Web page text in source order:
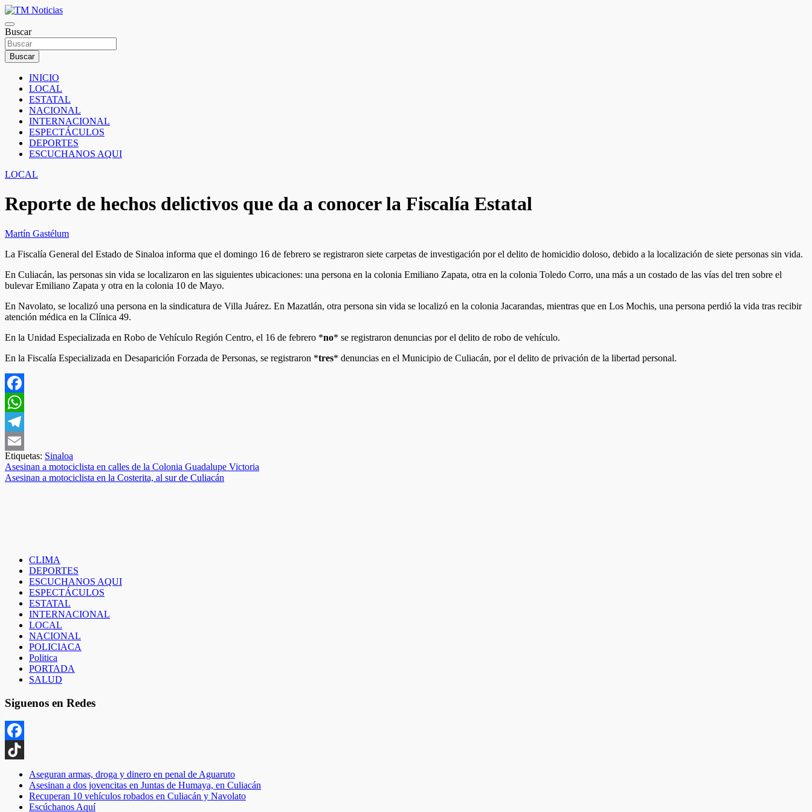
Saltar
al
contenido
TM Noticias
TM Noticias
Buscar
Buscar
INICIO
LOCAL
ESTATAL
NACIONAL
INTERNACIONAL
ESPECTÁCULOS
DEPORTES
ESCUCHANOS AQUI
LOCAL
Reporte de hechos delictivos que da a conocer la Fiscalía Estatal
Martín Gastélum
La Fiscalía General del Estado de Sinaloa informa que el domingo 16 de febrero se registraron siete carpetas de investigación por el delito de homicidio doloso, debido a la localización de siete personas sin vida.
En Culiacán, las personas sin vida se localizaron en las siguientes ubicaciones: una persona en la colonia Emiliano Zapata, otra en la colonia Toledo Corro, una más a un costado de las vías del tren sobre el
bulevar Emiliano Zapata y otra en la colonia 10 de Mayo.
En Navolato, se localizó una persona en la sindicatura de Villa Juárez. En Mazatlán, otra persona sin vida se localizó en la colonia Jacarandas, mientras que en Los Mochis, una persona perdió la vida tras recibir
atención médica en la Clínica 49.
En la Unidad Especializada en Robo de Vehículo Región Centro, el 16 de febrero *no* se registraron denuncias por el delito de robo de vehículo.
En la Fiscalía Especializada en Desaparición Forzada de Personas, se registraron *tres* denuncias en el Municipio de Culiacán, por el delito de privación de la libertad personal.
Facebook
WhatsApp
Telegram
Email
Etiquetas: Sinaloa
Navegación
de
Asesinan a motociclista en calles de la Colonia Guadalupe Victoria
Asesinan a motociclista en la Costerita, al sur de Culiacán
CLIMA
DEPORTES
ESCUCHANOS AQUI
ESPECTÁCULOS
ESTATAL
INTERNACIONAL
LOCAL
NACIONAL
POLICIACA
Politica
PORTADA
SALUD
Siguenos en Redes
Facebook
TikTok
Aseguran armas, droga y dinero en penal de Aguaruto
Asesinan a dos jovencitas en Juntas de Humaya, en Culiacán
Recuperan 10 vehículos robados en Culiacán y Navolato
Escúchanos Aquí